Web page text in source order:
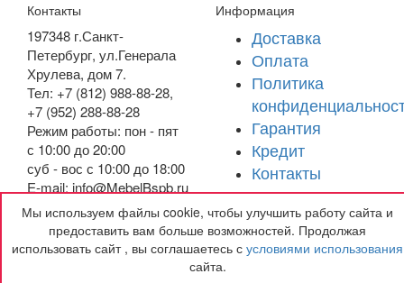
Контакты
197348 г.Санкт-
Петербург, ул.Генерала
Хрулева, дом 7.
Тел: +7 (812) 988-88-28,
+7 (952) 288-88-28
Режим работы: пон - пят
с 10:00 до 20:00
суб - вос с 10:00 до 18:00
E-mail: info@MebelBspb.ru
Информация
Доставка
Оплата
Политика
Гарантия
Кредит
Контакты
Получить подарок
Мы используем файлы cookie, чтобы улучшить работу сайта и
предоставить вам больше возможностей. Продолжая
использовать сайт , вы соглашаетесь с условиями использования
сайта.